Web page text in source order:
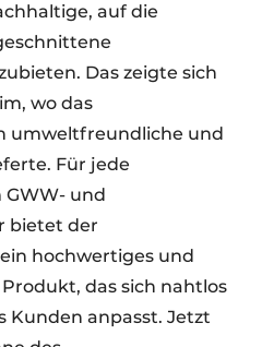
auf die
Das zeigte sich
wo das
umweltfreundliche und
Für jede
und
bietet der
hochwertiges und
das sich nahtlos
Kunden anpasst. Jetzt